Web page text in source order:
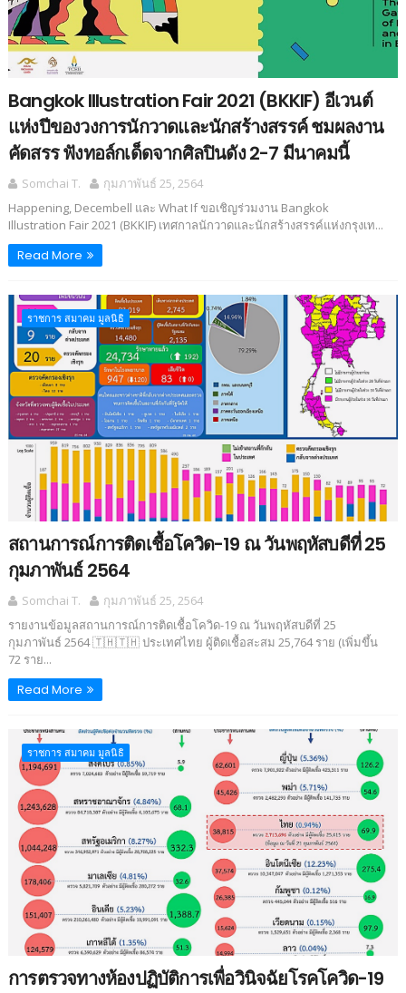
Bangkok Illustration Fair 2021 (BKKIF) อีเวนต์
แห่งปีของวงการนักวาดและนักสร้างสรรค์ ชมผลงาน
คัดสรร ฟังทอล์กเด็ดจากศิลปินดัง 2-7 มีนาคมนี้
Somchai T.
กุมภาพันธ์ 25, 2564
Happening, Decembell และ What If ขอเชิญร่วมงาน Bangkok
Illustration Fair 2021 (BKKIF) เทศกาลนักวาดและนักสร้างสรรค์แห่งกรุงเท...
Read More
ราชการ สมาคม มูลนิธิ
สถานการณ์การติดเชื้อโควิด-19 ณ วันพฤหัสบดีที่ 25
กุมภาพันธ์ 2564
Somchai T.
กุมภาพันธ์ 25, 2564
รายงานข้อมูลสถานการณ์การติดเชื้อโควิด-19 ณ วันพฤหัสบดีที่ 25
กุมภาพันธ์ 2564 🇹🇭🇹🇭 ประเทศไทย ผู้ติดเชื้อสะสม 25,764 ราย (เพิ่มขึ้น
72 ราย...
Read More
ราชการ สมาคม มูลนิธิ
การตรวจทางห้องปฏิบัติการเพื่อวินิจฉัยโรคโควิด-19